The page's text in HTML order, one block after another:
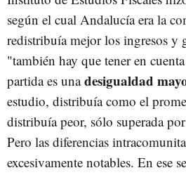
según el cual Andalucía era la
redistribuía mejor los ingresos y
"también hay que tener en
partida es unadesigualdad
estudio, distribuía como el
distribuía peor, sólo superada
Pero las diferencias
excesivamente notables. En ese